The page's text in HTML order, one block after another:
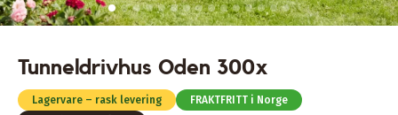
Tunneldrivhus Oden 300x
Lagervare – rask levering
FRAKTFRITT i Norge